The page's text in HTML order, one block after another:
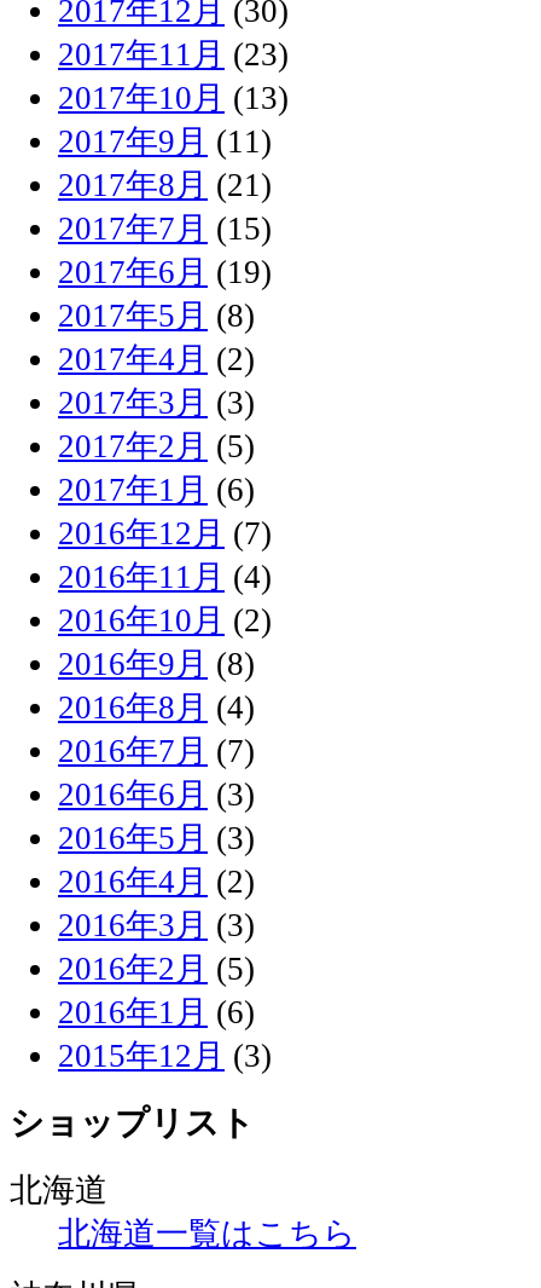
2017年12月 (30)
2017年11月 (23)
2017年10月 (13)
2017年9月 (11)
2017年8月 (21)
2017年7月 (15)
2017年6月 (19)
2017年5月 (8)
2017年4月 (2)
2017年3月 (3)
2017年2月 (5)
2017年1月 (6)
2016年12月 (7)
2016年11月 (4)
2016年10月 (2)
2016年9月 (8)
2016年8月 (4)
2016年7月 (7)
2016年6月 (3)
2016年5月 (3)
2016年4月 (2)
2016年3月 (3)
2016年2月 (5)
2016年1月 (6)
2015年12月 (3)
ショップリスト
北海道
北海道一覧はこちら